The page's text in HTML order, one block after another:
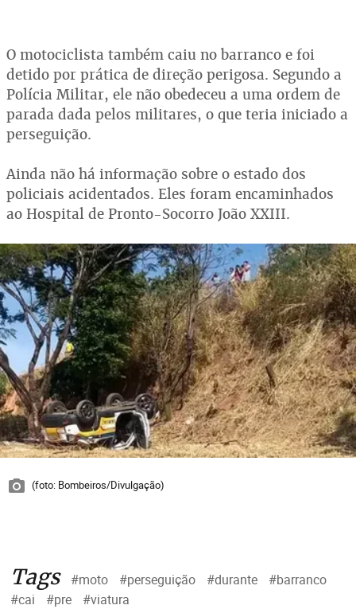
O motociclista também caiu no barranco e foi
detido por prática de direção perigosa. Segundo a
Polícia Militar, ele não obedeceu a uma ordem de
parada dada pelos militares, o que teria iniciado a
perseguição.
Ainda não há informação sobre o estado dos
policiais acidentados. Eles foram encaminhados
ao Hospital de Pronto-Socorro João XXIII.
(foto: Bombeiros/Divulgação)
Tags #moto #perseguição #durante
#barranco
#cai
#pre #viatura